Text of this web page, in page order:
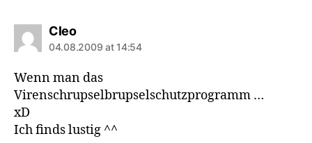
Cleosays:
04.08.2009 at 14:54
Wenn man das
Virenschrupselbrupselschutzprogramm …
xD
Ich finds lustig ^^